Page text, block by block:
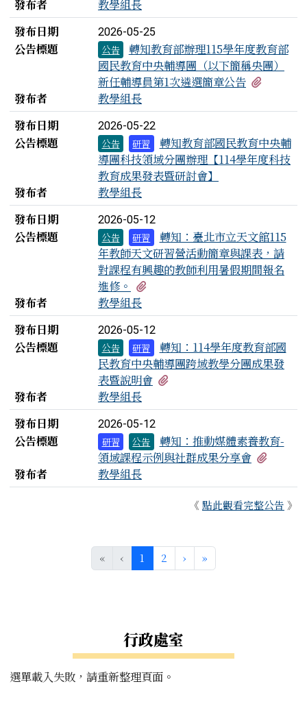
發布者
教學組長
發布日期
2026-05-25
公告標題 公告
轉知教育部辦理115學年度教育部
國民教育中央輔導團（以下簡稱央團）
新任輔導員第1次遴選簡章公告
發布者
教學組長
發布日期
2026-05-22
公告標題 公告 研習
轉知教育部國民教育中央輔
導團科技領域分團辦理【114學年度科技
教育成果發表暨研討會】
發布者
教學組長
發布日期
2026-05-12
公告標題 公告 研習
轉知：臺北市立天文館115
年教師天文研習營活動簡章與課表，請
對課程有興趣的教師利用暑假期間報名
進修。
發布者
教學組長
發布日期
2026-05-12
公告標題 公告 研習
轉知：114學年度教育部國
民教育中央輔導團跨域教學分團成果發
表暨說明會
發布者
教學組長
發布日期
2026-05-12
公告標題 研習 公告
轉知：推動媒體素養教育-
領域課程示例與社群成果分享會
發布者
教學組長
《 點此觀看完整公告 》
« ‹ 1 (目前頁次)
2 ›下一頁
»最後頁
行政處室
選單載入失敗，請重新整理頁面。